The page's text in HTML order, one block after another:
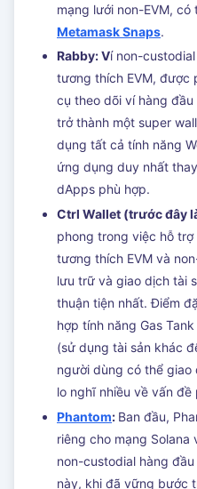
mạng lưới non-EVM,
Metamask Snaps.
Rabby: Ví non-
tương thích EVM, được
cụ theo dõi ví hàng
trở thành một super
dụng tất cả tính năng
ứng dụng duy nhất
dApps phù hợp.
Ctrl Wallet (trước đây
phong trong việc hỗ
tương thích EVM và
lưu trữ và giao dịch tài
thuận tiện nhất. Điểm
hợp tính năng Gas
(sử dụng tài sản khác
người dùng có thể giao
lo nghĩ nhiều về vấn đề
Phantom: Ban đầu,
riêng cho mạng
non-custodial hàng
này, khi đã vững bước